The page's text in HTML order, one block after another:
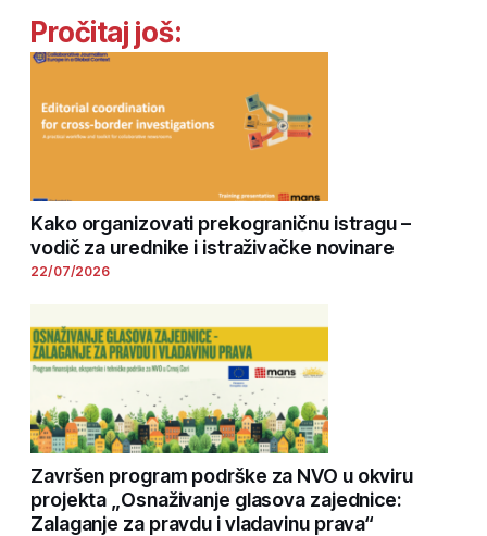
Pročitaj još:
Kako organizovati prekograničnu istragu –
vodič za urednike i istraživačke novinare
22/07/2026
Završen program podrške za NVO u okviru
projekta „Osnaživanje glasova zajednice:
Zalaganje za pravdu i vladavinu prava“